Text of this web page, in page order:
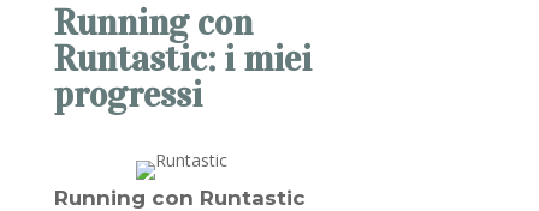
Running con
Runtastic: i miei
progressi
Running con Runtastic